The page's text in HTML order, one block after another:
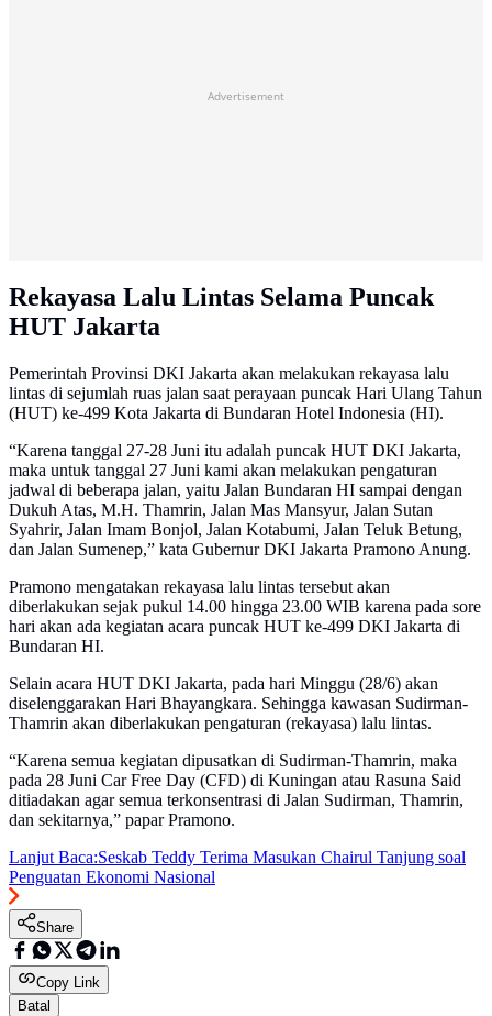
Advertisement
Rekayasa Lalu Lintas Selama Puncak
HUT Jakarta
Pemerintah Provinsi DKI Jakarta akan melakukan rekayasa lalu
lintas di sejumlah ruas jalan saat perayaan puncak Hari Ulang Tahun
(HUT) ke-499 Kota Jakarta di Bundaran Hotel Indonesia (HI).
“Karena tanggal 27-28 Juni itu adalah puncak HUT DKI Jakarta,
maka untuk tanggal 27 Juni kami akan melakukan pengaturan
jadwal di beberapa jalan, yaitu Jalan Bundaran HI sampai dengan
Dukuh Atas, M.H. Thamrin, Jalan Mas Mansyur, Jalan Sutan
Syahrir, Jalan Imam Bonjol, Jalan Kotabumi, Jalan Teluk Betung,
dan Jalan Sumenep,” kata Gubernur DKI Jakarta Pramono Anung.
Pramono mengatakan rekayasa lalu lintas tersebut akan
diberlakukan sejak pukul 14.00 hingga 23.00 WIB karena pada sore
hari akan ada kegiatan acara puncak HUT ke-499 DKI Jakarta di
Bundaran HI.
Selain acara HUT DKI Jakarta, pada hari Minggu (28/6) akan
diselenggarakan Hari Bhayangkara. Sehingga kawasan Sudirman-
Thamrin akan diberlakukan pengaturan (rekayasa) lalu lintas.
“Karena semua kegiatan dipusatkan di Sudirman-Thamrin, maka
pada 28 Juni Car Free Day (CFD) di Kuningan atau Rasuna Said
ditiadakan agar semua terkonsentrasi di Jalan Sudirman, Thamrin,
dan sekitarnya,” papar Pramono.
Lanjut Baca:Seskab Teddy Terima Masukan Chairul Tanjung soal
Penguatan Ekonomi Nasional
Share
Copy Link
Batal